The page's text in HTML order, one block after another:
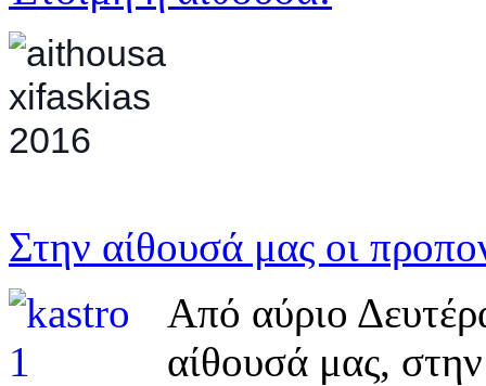
Στην αίθουσά μας οι
Από αύριο
αίθουσά μας,